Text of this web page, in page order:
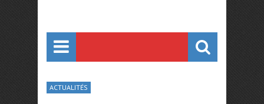
ACTUALITÉS